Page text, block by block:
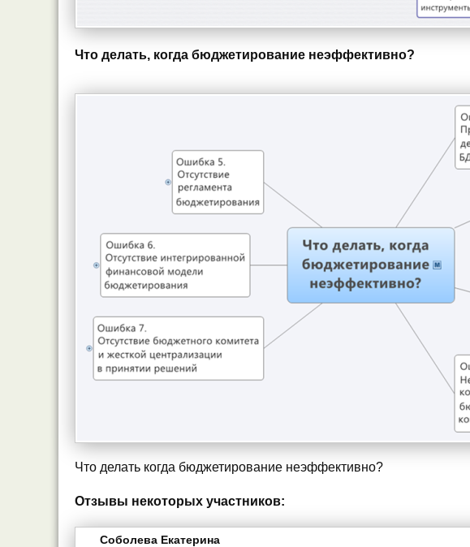
Что делать, когда бюджетирование неэффективно?
Что делать когда бюджетирование неэффективно?
Отзывы некоторых участников:
Соболева Екатерина